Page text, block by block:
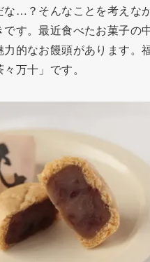
な…？そんなことを考えな
す。最近食べたお菓子の
的なお饅頭があります。
万十」です。